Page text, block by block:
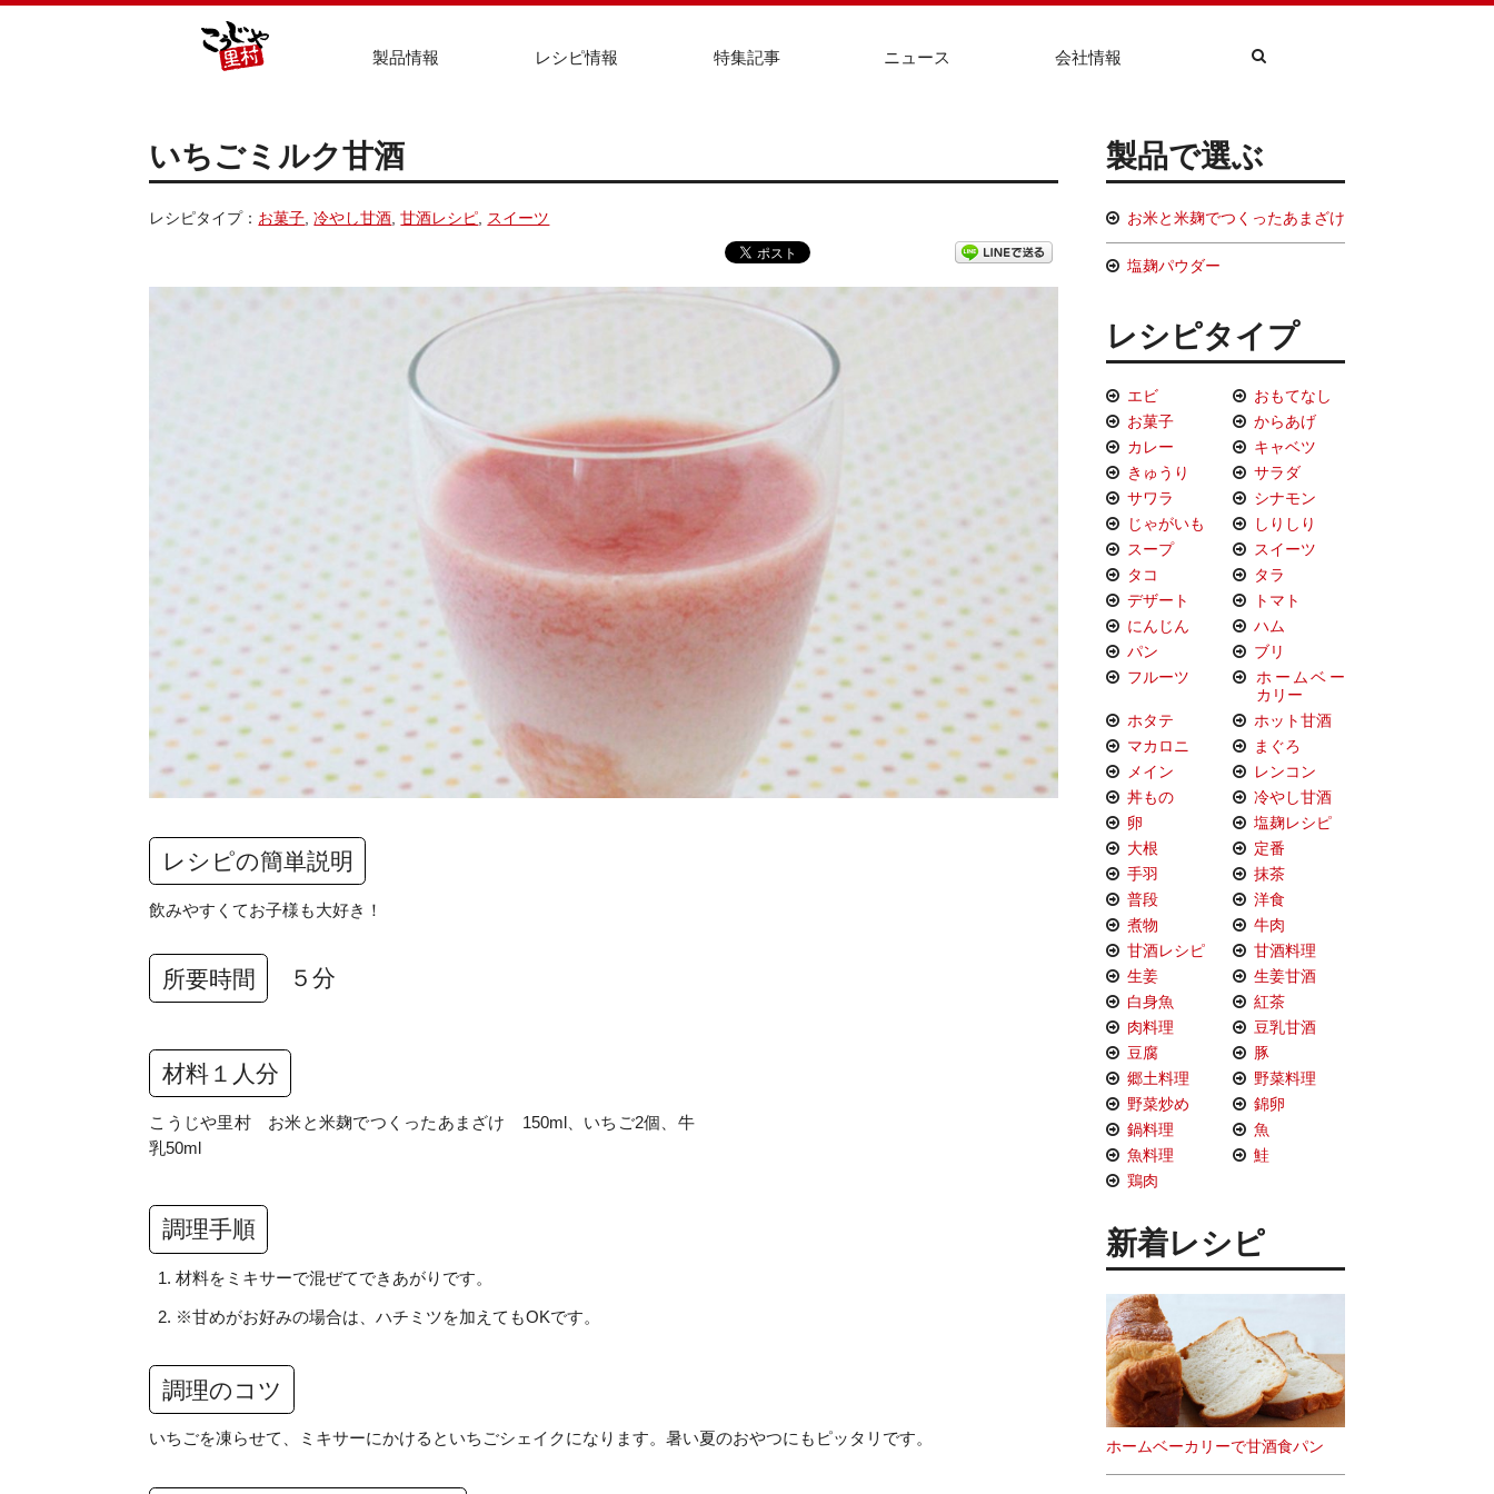
製品情報 レシピ情報 特集記事 ニュース 会社情報
いちごミルク甘酒
レシピタイプ： お菓子 ,冷やし甘酒 ,甘酒レシピ スイーツ
レシピの簡単説明
飲みやすくてお子様も大好き！
所要時間 ５分
材料１人分
こうじや里村 お米と米麹でつくったあまざけ 150ml、いちご2個、牛
乳50ml
調理手順
材料をミキサーで混ぜてできあがりです。
※甘めがお好みの場合は、ハチミツを加えてもOKです。
調理のコツ
いちごを凍らせて、ミキサーにかけるといちごシェイクになります。暑い夏のおやつにもピッタリです。
製品で選ぶ
お米と米麹でつくったあまざけ
塩麹パウダー
レシピタイプ
エビ
おもてなし
お菓子
からあげ
カレー
キャベツ
きゅうり
サラダ
サワラ
シナモン
じゃがいも
しりしり
スープ
スイーツ
タコ
タラ
デザート
トマト
にんじん
ハム
パン
ブリ
フルーツ
ホームベー
カリー
ホタテ
ホット甘酒
マカロニ
まぐろ
メイン
レンコン
丼もの
冷やし甘酒
卵
塩麹レシピ
大根
定番
手羽
抹茶
普段
洋食
煮物
牛肉
甘酒レシピ
甘酒料理
生姜
生姜甘酒
白身魚
紅茶
肉料理
豆乳甘酒
豆腐
豚
郷土料理
野菜料理
野菜炒め
錦卵
鍋料理
魚
魚料理
鮭
鶏肉
新着レシピ
ホームベーカリーで甘酒食パン